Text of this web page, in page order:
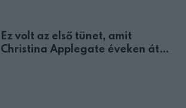
Ez volt az első tünet, amit
Christina Applegate éveken át